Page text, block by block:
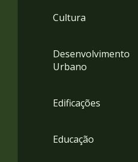
Cultura
Desenvolvimento
Urbano
Edificações
Educação